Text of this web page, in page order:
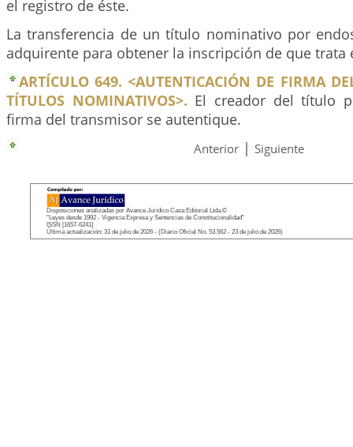
el registro de éste.
La transferencia de un título nominativo por
adquirente para obtener la inscripción de que trata
ARTÍCULO 649. <AUTENTICACIÓN DE FIRMA
TÍTULOS NOMINATIVOS>. El creador del título
firma del transmisor se autentique.
Anterior | Siguiente
Disposiciones analizadas por Avance Jurídico Casa Editorial Ltda.©
"Leyes desde 1992 - Vigencia Expresa y Sentencias de Constitucionalidad"
ISSN [1657-6241]
Última actualización: 31 de julio de 2026 - (Diario Oficial No. 53.562 - 23 de julio de 2026)